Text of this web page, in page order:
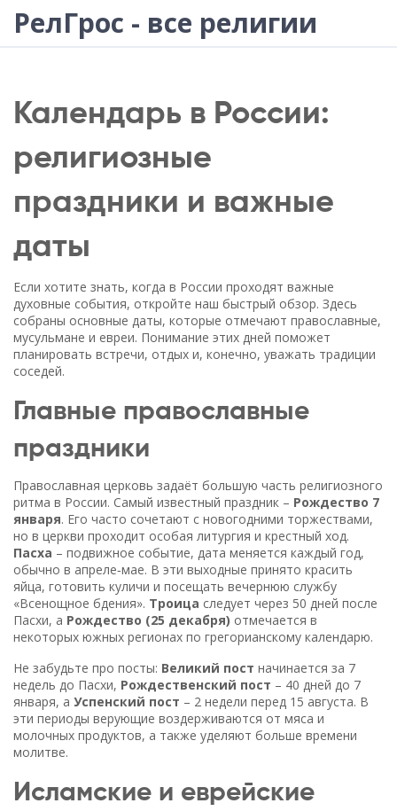
РелГрос - все религии
Календарь в России:
религиозные
праздники и важные
даты
Если хотите знать, когда в России проходят важные
духовные события, откройте наш быстрый обзор. Здесь
собраны основные даты, которые отмечают православные,
мусульмане и евреи. Понимание этих дней поможет
планировать встречи, отдых и, конечно, уважать традиции
соседей.
Главные православные
праздники
Православная церковь задаёт большую часть религиозного
ритма в России. Самый известный праздник – Рождество 7
января. Его часто сочетают с новогодними торжествами,
но в церкви проходит особая литургия и крестный ход.
Пасха – подвижное событие, дата меняется каждый год,
обычно в апреле‑мае. В эти выходные принято красить
яйца, готовить куличи и посещать вечернюю службу
«Всенощное бдения». Троица следует через 50 дней после
Пасхи, а Рождество (25 декабря) отмечается в
некоторых южных регионах по грегорианскому календарю.
Не забудьте про посты: Великий пост начинается за 7
недель до Пасхи, Рождественский пост – 40 дней до 7
января, а Успенский пост – 2 недели перед 15 августа. В
эти периоды верующие воздерживаются от мяса и
молочных продуктов, а также уделяют больше времени
молитве.
Исламские и еврейские